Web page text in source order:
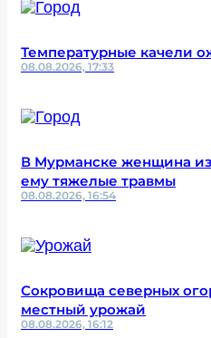
Температурные качели
08.08.2026, 17:33
В Мурманске женщина
ему тяжелые травмы
08.08.2026, 16:54
Сокровища северных
местный урожай
08.08.2026, 16:12